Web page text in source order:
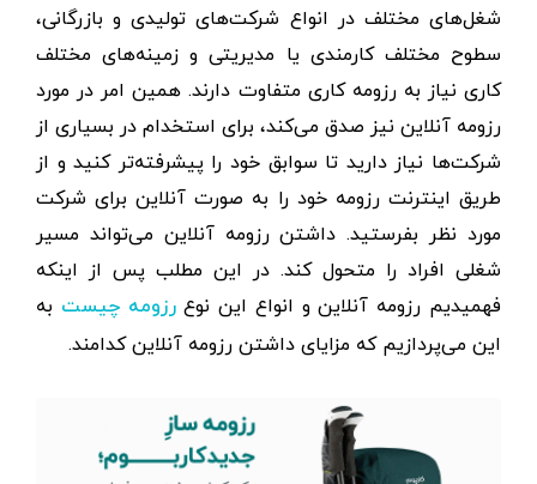
شغل‌های مختلف در انواع شرکت‌های تولیدی و بازرگانی،
سطوح مختلف کارمندی یا مدیریتی و زمینه‌های مختلف
کاری نیاز به رزومه کاری متفاوت دارند. همین امر در مورد
رزومه آنلاین نیز صدق می‌کند، برای استخدام در بسیاری از
شرکت‌ها نیاز دارید تا سوابق خود را پیشرفته‌تر کنید و از
طریق اینترنت رزومه خود را به صورت آنلاین برای شرکت
مورد نظر بفرستید. داشتن رزومه آنلاین می‌تواند مسیر
شغلی افراد را متحول کند. در این مطلب پس از اینکه
فهمیدیم رزومه آنلاین و انواع این نوعرزومه چیست به
این می‌پردازیم که مزایای داشتن رزومه آنلاین کدامند.